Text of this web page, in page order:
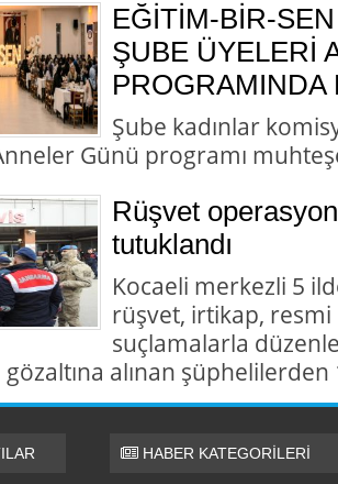
EĞİTİM-BİR-
ŞUBE ÜYELERİ
PROGRAMINDA
Şube kadınlar
Günü programı
Rüşvet
tutuklandı
Kocaeli merkezli 5
rüşvet, irtikap,
suçlamalarla
alınan
HABER KATEGORİLERİ